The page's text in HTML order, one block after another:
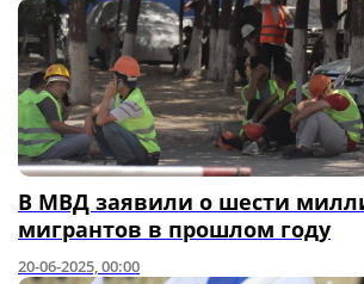
В МВД заявили о шести
мигрантов в прошлом году
20-06-2025, 00:00